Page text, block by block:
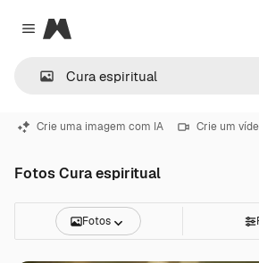
Close menu
Magnific
Crie uma imagem com IA Crie um
Fotos Cura espiritual
Fotos